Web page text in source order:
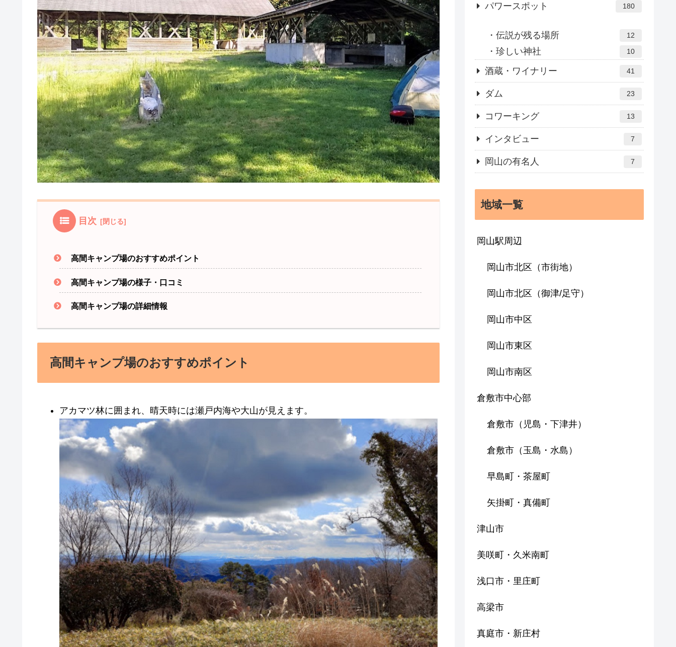
目次
高間キャンプ場のおすすめポイント
高間キャンプ場の様子・口コミ
高間キャンプ場の詳細情報
高間キャンプ場のおすすめポイント
アカマツ林に囲まれ、晴天時には瀬戸内海や大山が見えます。
パワースポット 180
伝説が残る場所 12
珍しい神社 10
酒蔵・ワイナリー 41
ダム 23
コワーキング 13
インタビュー 7
岡山の有名人 7
地域一覧
岡山駅周辺
岡山市北区（市街地）
岡山市北区（御津/足守）
岡山市中区
岡山市東区
岡山市南区
倉敷市中心部
倉敷市（児島・下津井）
倉敷市（玉島・水島）
早島町・茶屋町
矢掛町・真備町
津山市
美咲町・久米南町
浅口市・里庄町
高梁市
真庭市・新庄村